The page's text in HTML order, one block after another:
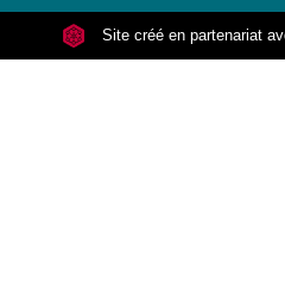
Site créé en partenariat